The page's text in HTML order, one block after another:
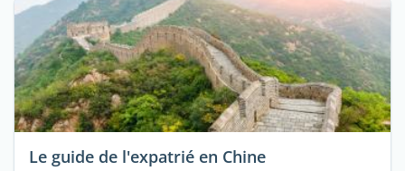
Le guide de l'expatrié en Chine